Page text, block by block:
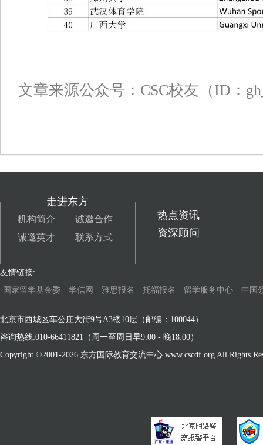
文章来源公众号：CSC校友（ID：
走进东方
机构简介
诚邀合作
诚邀英才
联系方式
热点资讯
资深顾问
友情链接:
国家留学基金委
学信网 雅思报名 托福报名 留学服务中心 中国
北京市西城区车公庄大街9号A3楼10层（邮编：100044）
咨询热线:010-66411821（周一至周日早9:00 - 晚18:00）
Copyright ©2001-2026 东方国际教育交流中心 www.cscdf.org All Rights